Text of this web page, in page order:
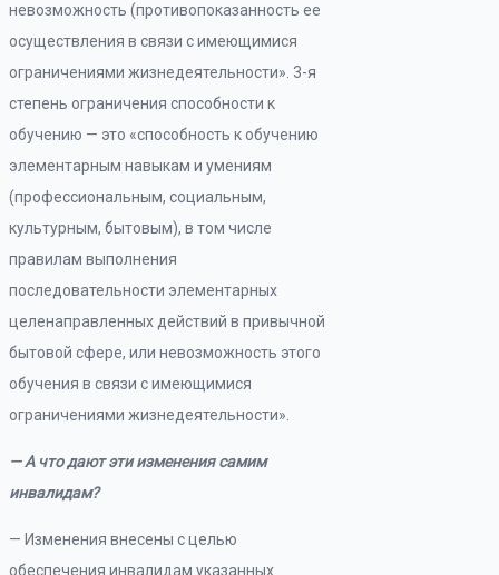
невозможность (противопоказанность ее
осуществления в связи с имеющимися
ограничениями жизнедеятельности». 3-я
степень ограничения способности к
обучению — это «способность к обучению
элементарным навыкам и умениям
(профессиональным, социальным,
культурным, бытовым), в том числе
правилам выполнения
последовательности элементарных
целенаправленных действий в привычной
бытовой сфере, или невозможность этого
обучения в связи с имеющимися
ограничениями жизнедеятельности».
— А что дают эти изменения самим
инвалидам?
— Изменения внесены с целью
обеспечения инвалидам указанных